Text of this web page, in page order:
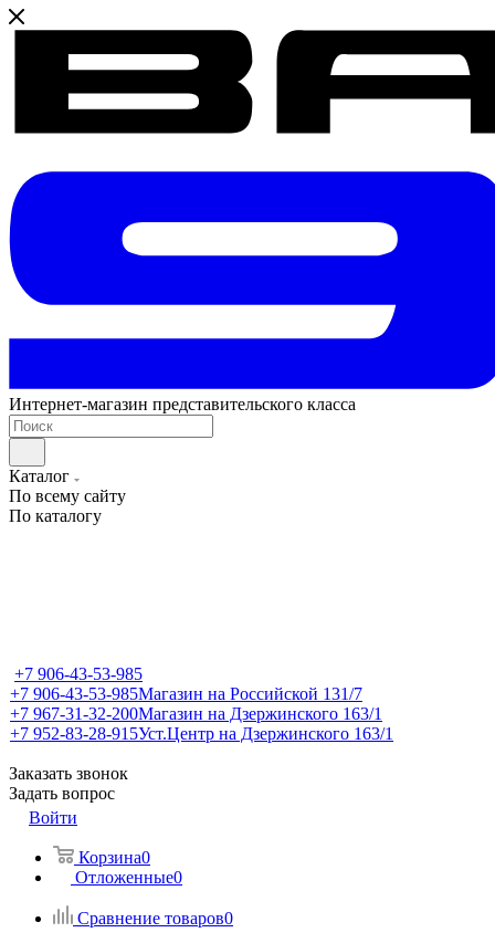
Интернет-магазин представительского класса
Каталог
По всему сайту
По каталогу
+7 906-43-53-985
+7 906-43-53-985Магазин на Российской 131/7
+7 967-31-32-200Магазин на Дзержинского 163/1
+7 952-83-28-915Уст.Центр на Дзержинского 163/1
Заказать звонок
Задать вопрос
Войти
Корзина0
Отложенные0
Сравнение товаров0